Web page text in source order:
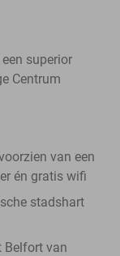
superior
Centrum
van een
én gratis wifi
stadshart
Belfort van